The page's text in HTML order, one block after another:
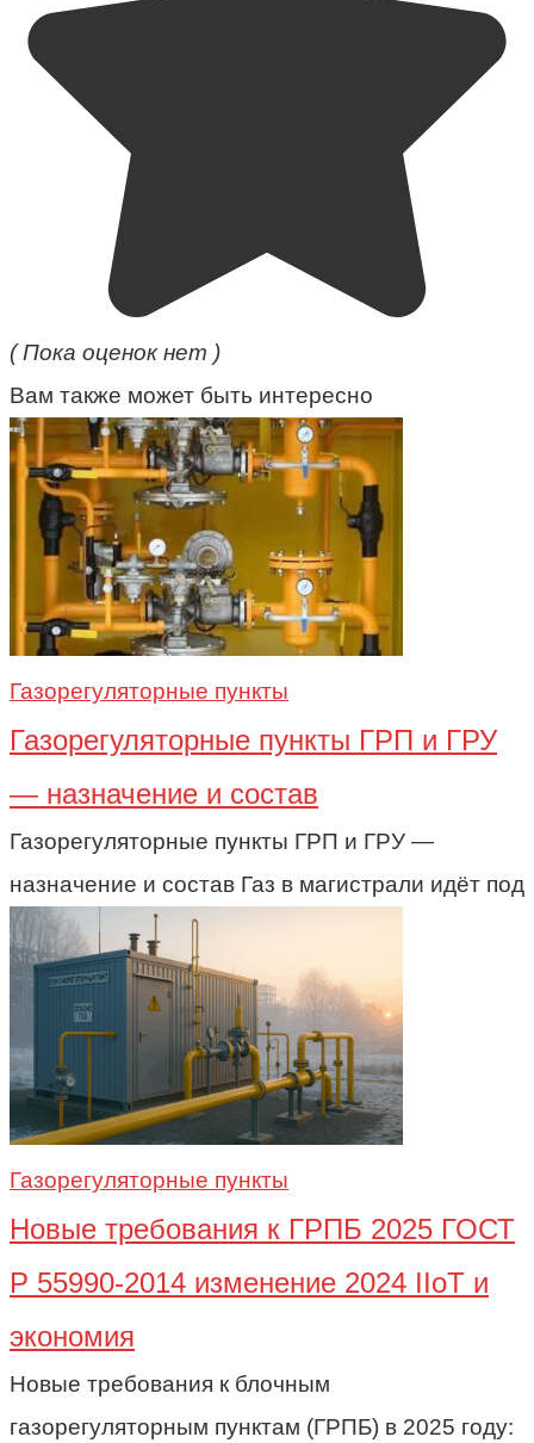
( Пока оценок нет )
Вам также может быть интересно
Газорегуляторные пункты
Газорегуляторные пункты ГРП и ГРУ
— назначение и состав
Газорегуляторные пункты ГРП и ГРУ —
назначение и состав Газ в магистрали идёт под
Газорегуляторные пункты
Новые требования к ГРПБ 2025 ГОСТ
Р 55990-2014 изменение 2024 IIoT и
экономия
Новые требования к блочным
газорегуляторным пунктам (ГРПБ) в 2025 году: